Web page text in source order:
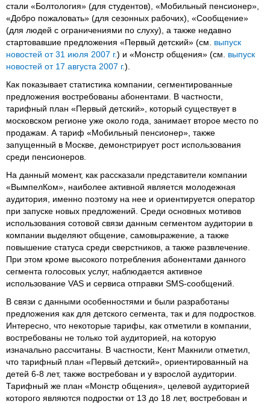
стали «Болтология» (для студентов), «Мобильный пенсионер»,
«Добро пожаловать» (для сезонных рабочих), «Сообщение»
(для людей с ограничениями по слуху), а также недавно
стартовавшие предложения «Первый детский» (см. выпуск
новостей от 31 июля 2007 г.) и «Монстр общения» (см. выпуск
новостей от 17 августа 2007 г.).
Как показывает статистика компании, сегментированные
предложения востребованы абонентами. В частности,
тарифный план «Первый детский», который существует в
московском регионе уже около года, занимает второе место по
продажам. А тариф «Мобильный пенсионер», также
запущенный в Москве, демонстрирует рост использования
среди пенсионеров.
На данный момент, как рассказали представители компании
«ВымпелКом», наиболее активной является молодежная
аудитория, именно поэтому на нее и ориентируется оператор
при запуске новых предложений. Среди основных мотивов
использования сотовой связи данным сегментом аудитории в
компании выделяют общение, самовыражение, а также
повышение статуса среди сверстников, а также развлечение.
При этом кроме высокого потребления абонентами данного
сегмента голосовых услуг, наблюдается активное
использование VAS и сервиса отправки SMS-сообщений.
В связи с данными особенностями и были разработаны
предложения как для детского сегмента, так и для подростков.
Интересно, что некоторые тарифы, как отметили в компании,
востребованы не только той аудиторией, на которую
изначально рассчитаны. В частности, Кент Макнили отметил,
что тарифный план «Первый детский», ориентированный на
детей 6-8 лет, также востребован и у взрослой аудитории.
Тарифный же план «Монстр общения», целевой аудиторией
которого являются подростки от 13 до 18 лет, востребован и